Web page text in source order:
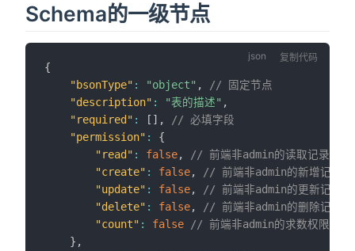
Schema的一级节点
{
"bsonType" : "object" ,
// 固定节点
"description" : "表的描述" ,
"required" : [ ] ,
// 必填字段
"permission" :
{
"read" : false,
// 前端非admin的读取记录权
"create" : false,
// 前端非admin的新增记录
"update" : false,
// 前端非admin的更新记录
"delete" : false,
// 前端非admin的删除记录
"count" : false
// 前端非admin的求数权限控
} ,
复制代码